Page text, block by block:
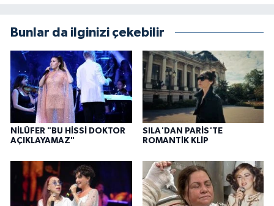
Bunlar da ilginizi çekebilir
NİLÜFER "BU HİSSİ DOKTOR
AÇIKLAYAMAZ"
SILA'DAN PARİS'TE
ROMANTİK KLİP